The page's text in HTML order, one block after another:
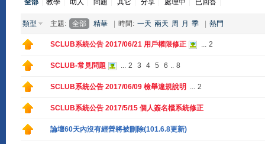
全部 教學 助人 問題 其它 分享 處理中 已回答
類型 主題: 全部 精華 時間: 一天 兩天 周 月 季 熱門
SCLUB系統公告 2017/06/21 用戶權限修正 ... 2
SCLUB-常見問題 ... 2 3 4 5 6 .. 8
SCLUB系統公告 2017/06/09 檢舉違規說明 ... 2
SCLUB系統公告 2017/5/15 個人簽名檔系統修正
論壇60天內沒有經營將被刪除(101.6.8更新)